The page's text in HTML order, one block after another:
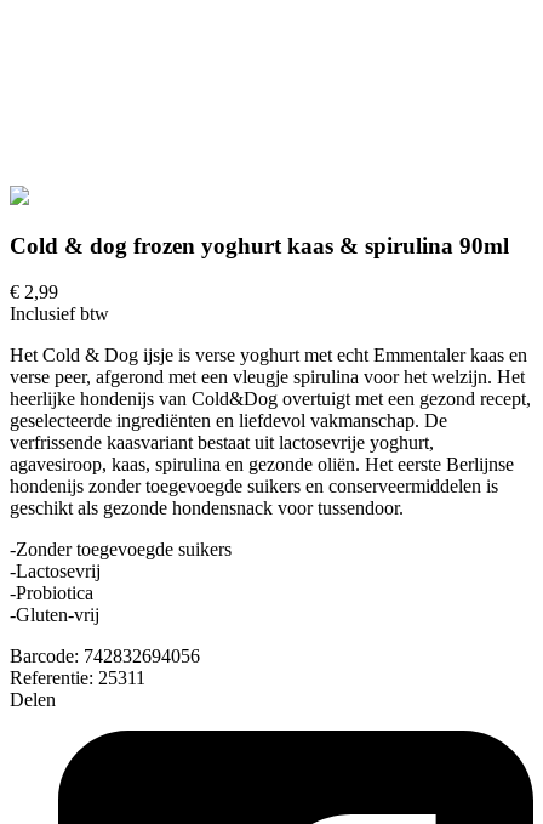
Cold & dog frozen yoghurt kaas & spirulina 90ml
€ 2,99
Inclusief btw
Het Cold & Dog ijsje is verse yoghurt met echt Emmentaler kaas en
verse peer, afgerond met een vleugje spirulina voor het welzijn. Het
heerlijke hondenijs van Cold&Dog overtuigt met een gezond recept,
geselecteerde ingrediënten en liefdevol vakmanschap. De
verfrissende kaasvariant bestaat uit lactosevrije yoghurt,
agavesiroop, kaas, spirulina en gezonde oliën. Het eerste Berlijnse
hondenijs zonder toegevoegde suikers en conserveermiddelen is
geschikt als gezonde hondensnack voor tussendoor.
-Zonder toegevoegde suikers
-Lactosevrij
-Probiotica
-Gluten-vrij
Barcode: 742832694056
Referentie: 25311
Delen